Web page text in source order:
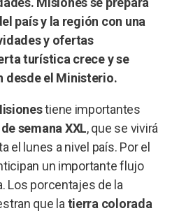
país y la región con una
y ofertas
turística crece y se
desde el Ministerio.
tiene importantes
semana XXL, que se vivirá
el lunes a nivel país. Por el
un importante flujo
Los porcentajes de la
que la tierra colorada